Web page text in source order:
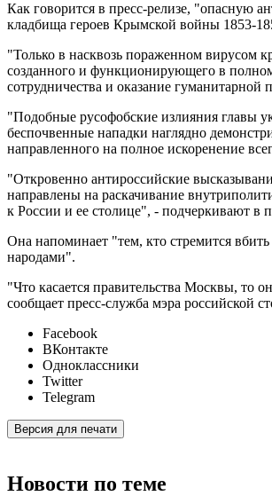
Как говорится в пресс-релизе, "опасную
кладбища героев Крымской войны 1853-
"Только в насквозь пораженном вирусом
созданного и функционирующего в полном
сотрудничества и оказание
"Подобные русофобские излияния главы
беспочвенные нападки наглядно
направленного на полное искоренение
"Откровенно антироссийские
направлены на раскачивание
к России и ее столице", - подчеркивают в
Она напоминает "тем, кто стремится
народами".
"Что касается правительства Москвы, то
сообщает пресс-служба мэра российской
Facebook
ВКонтакте
Одноклассники
Twitter
Telegram
Версия для печати
Новости по теме